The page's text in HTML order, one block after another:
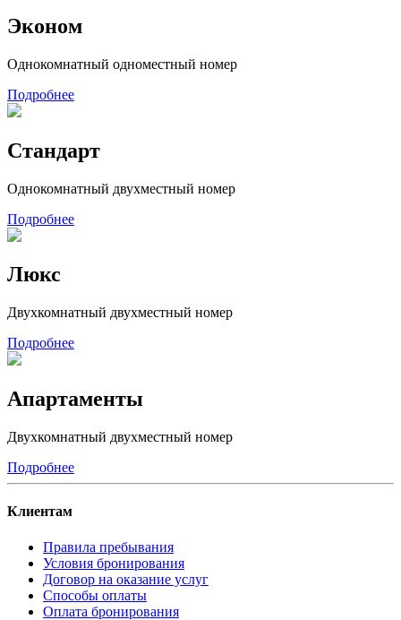
Эконом
Однокомнатный одноместный номер
Подробнее
Стандарт
Однокомнатный двухместный номер
Подробнее
Люкс
Двухкомнатный двухместный номер
Подробнее
Апартаменты
Двухкомнатный двухместный номер
Подробнее
Клиентам
Правила пребывания
Условия бронирования
Договор на оказание услуг
Способы оплаты
Оплата бронирования